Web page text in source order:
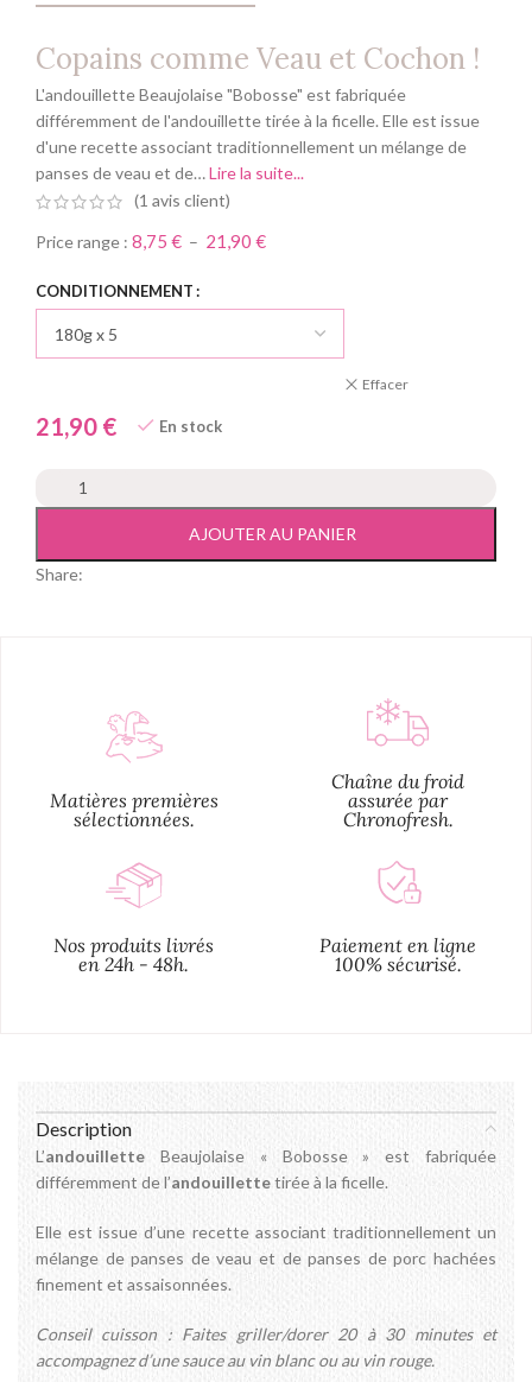
Copains comme Veau et Cochon !
L'andouillette Beaujolaise "Bobosse" est fabriquée
différemment de l'andouillette tirée à la ficelle. Elle est issue
d'une recette associant traditionnellement un mélange de
panses de veau et de…Lire la suite...
(1 avis client)
Price range : 8,75 € – 21,90 €
CONDITIONNEMENT
Effacer
€ En stock
AJOUTER AU PANIER
Share:
Matières premières
sélectionnées.
Chaîne du froid
assurée par
Chronofresh.
Nos produits livrés
en 24h - 48h.
Paiement en ligne
100% sécurisé.
Description
L’andouillette Beaujolaise « Bobosse » est fabriquée
différemment de l’andouillettetirée à la ficelle.
Elle est issue d’une recette associant traditionnellement un
mélange de panses de veau et de panses de porc hachées
finement et assaisonnées.
Conseil cuisson : Faites griller/dorer 20 à 30 minutes et
accompagnez d’une sauce au vin blanc ou au vin rouge.